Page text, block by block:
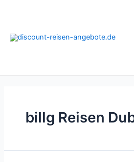
billg Reisen